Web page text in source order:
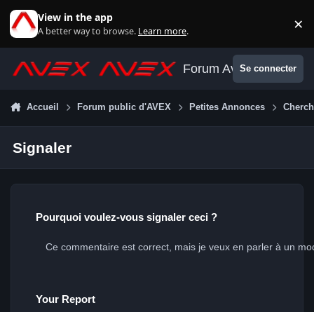
View in the app
A better way to browse. Learn more. ×
Forum AvexSe connecter
Accueil Forum public d'AVEX Petites Annonces
Signaler
Pourquoi voulez-vous signaler ceci ?
Your Report